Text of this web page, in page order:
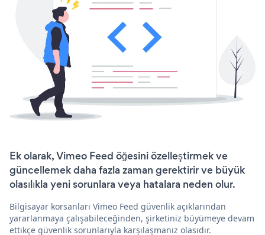
Ek olarak, Vimeo Feed öğesini özelleştirmek ve
güncellemek daha fazla zaman gerektirir ve büyük
olasılıkla yeni sorunlara veya hatalara neden olur.
Bilgisayar korsanları Vimeo Feed güvenlik açıklarından
yararlanmaya çalışabileceğinden, şirketiniz büyümeye devam
ettikçe güvenlik sorunlarıyla karşılaşmanız olasıdır.